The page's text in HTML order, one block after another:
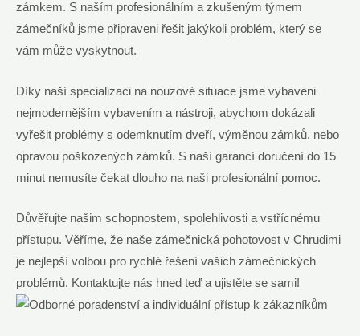
zámkem. S naším profesionálním a zkušeným týmem
zámečníků jsme připraveni řešit jakýkoli problém, který se
vám může vyskytnout.
Díky naší specializaci na nouzové situace jsme vybaveni
nejmodernějším vybavením a nástroji, abychom dokázali
vyřešit problémy s odemknutím dveří, výměnou zámků, nebo
opravou poškozených zámků. S naší garancí doručení do 15
minut nemusíte čekat dlouho na naši profesionální pomoc.
Důvěřujte našim schopnostem, spolehlivosti a vstřícnému
přístupu. Věříme, že naše zámečnická pohotovost v Chrudimi
je nejlepší volbou pro rychlé řešení vašich zámečnických
problémů. Kontaktujte nás hned teď a ujistěte se sami!